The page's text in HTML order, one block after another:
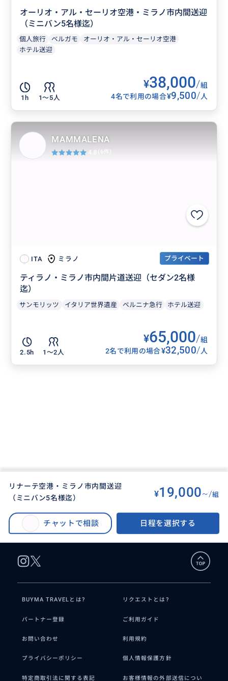
オーリオ・アル・セーリオ空港・ミラノ市内間送迎
（ミニバン5名様迄）
個人旅行 ベルガモ
オーリオ・アル・セーリオ空港
ホテル送迎
1h 1〜5人
¥38,000/組
4名で利用の場合¥9,500/人
ITA ミラノ プライベート
ティラノ・ミラノ市内間片道送迎（セダン2名様
迄）
サンモリッツ イタリア世界遺産 ベルニナ急行 ホテル送迎
2.5h 1〜2人
¥65,000/組
2名で利用の場合¥32,500/人
MAMMALENA
4.8 (6件)
リナーテ空港・ミラノ市内間送迎
（ミニバン5名様迄）
¥19,000~/組
チャットで相談 日程を選択する
リナーテ空港・ミラノ市内間送迎（ミニバン5名様迄）
BUYMA TRAVELとは? リクエストとは?
パートナー登録 ご利用ガイド
お問い合わせ 利用規約
プライバシーポリシー 個人情報保護方針
特定商取引法に関する表記 お客様情報の外部送信につい